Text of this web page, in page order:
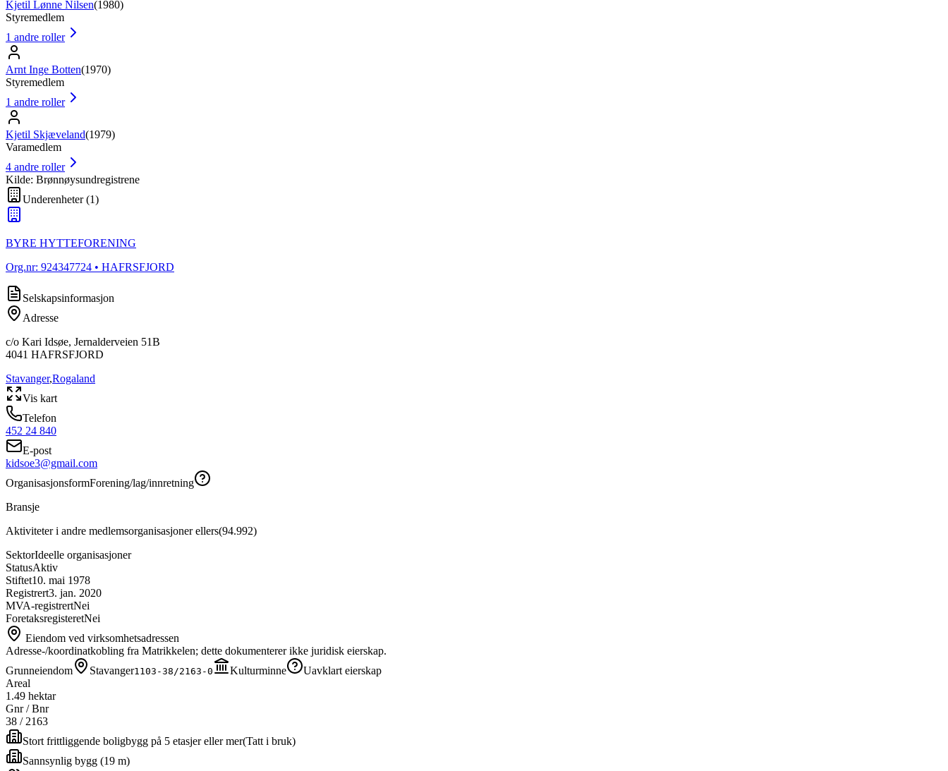
Kjetil Lønne Nilsen(1980)
Styremedlem
1 andre roller
Arnt Inge Botten(1970)
Styremedlem
1 andre roller
Kjetil Skjæveland(1979)
Varamedlem
4 andre roller
Kilde: Brønnøysundregistrene
Underenheter(1)
BYRE HYTTEFORENING
Org.nr: 924347724 • HAFRSFJORD
Selskapsinformasjon
Adresse
c/o Kari Idsøe, Jernalderveien 51B
4041 HAFRSFJORD
Stavanger,Rogaland
Vis kart
Telefon
452 24 840
E-post
kidsoe3@gmail.com
OrganisasjonsformForening/lag/innretning
Bransje
Aktiviteter i andre medlemsorganisasjoner ellers(94.992)
SektorIdeelle organisasjoner
StatusAktiv
Stiftet10. mai 1978
Registrert3. jan. 2020
MVA-registrertNei
ForetaksregisteretNei
Eiendom ved virksomhetsadressen
Adresse-/koordinatkobling fra Matrikkelen; dette dokumenterer ikke juridisk eierskap.
Grunneiendom
Stavanger1103-38/2163-0 Kulturminne
Uavklart eierskap
Areal
1.49 hektar
Gnr / Bnr
38 / 2163
Stort frittliggende boligbygg på 5 etasjer eller mer(Tatt i bruk)
Sannsynlig bygg (19 m)